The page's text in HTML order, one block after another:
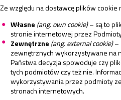
Ze względu na dostawcę plików cookie
Własne (ang. own cookie)– są to
stronie internetowej przez Podmioty
Zewnętrzne (ang. external cookie)–
zewnętrznych wykorzystywane na
Państwa decyzja spowoduje czy
tych podmiotów czy też nie.
wykorzystywania przez podmioty
stronach internetowych.